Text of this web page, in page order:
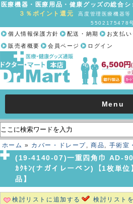
医療機器・医療用品・健康グッズの総合
３％ポイント還元
高度管理医療機器
5502175478
個人情報保護方針 配送・納期 お支払い
販売者概要
会員ページ ログイン
Menu
ホーム » カバー・ドレープ,商品, 手術室
一重四角巾 AD-90100(ｸﾞﾘｰﾝ)695 ｲﾁｼﾞｭ
(19-4140-07)一重四角巾 AD-
ｶｸｷﾝ(ナガイレーベン)【1枚単
品】
検討リストに追加する 検討リスト